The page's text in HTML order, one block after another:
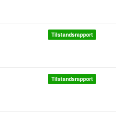
Tilstandsrapport
Tilstandsrapport